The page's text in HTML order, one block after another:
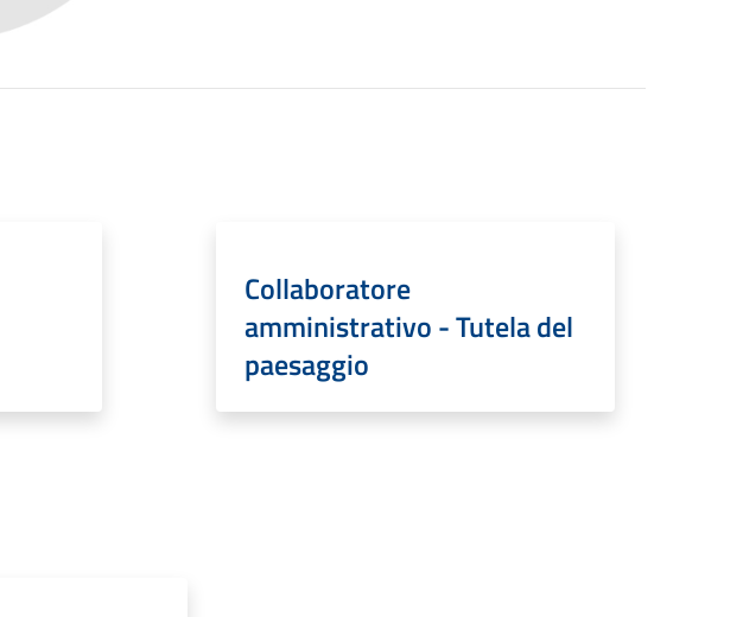
Collaboratore
amministrativo - Tutela del
paesaggio